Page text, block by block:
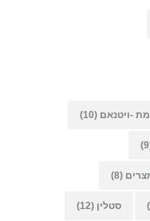
-ויטנאם (10)
(8)
סטלין (12)